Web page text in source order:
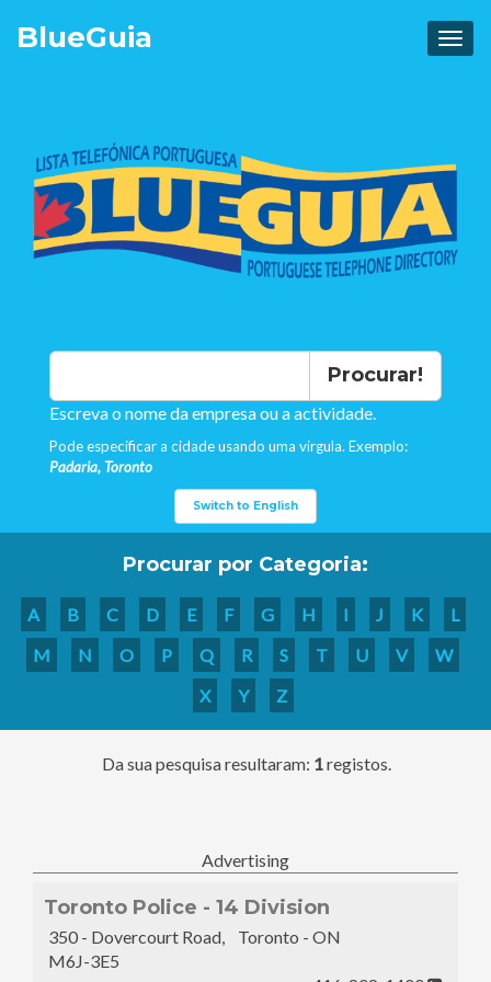
BlueGuia
Procurar!
Escreva o nome da empresa ou a actividade.
Pode especificar a cidade usando uma virgula. Exemplo:
Padaria, Toronto
Switch to English
Procurar por Categoria:
A B C D E F G H I J K
L
M
N O P Q R S T U V
W
X
Y Z
Da sua pesquisa resultaram: 1 registos.
Advertising
Toronto Police - 14 Division
350 - Dovercourt Road, Toronto - ON
M6J-3E5